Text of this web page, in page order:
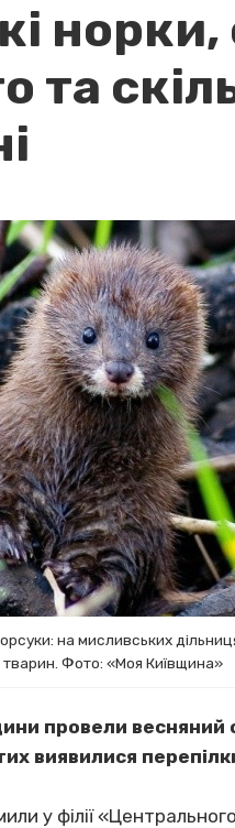
норки,
та
на мисливських
тварин. Фото: «Моя Київщина»
провели весняний
виявилися
у філії «Центрального